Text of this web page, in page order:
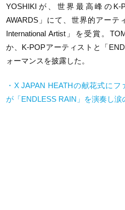
YOSHIKIが、世界最高峰のK-
AWARDS」にて、世界的アーテ
International Artist」を受賞。
か、K-POPアーティストと「
ォーマンスを披露した。
・X JAPAN HEATHの献花式に
が「ENDLESS RAIN」を演奏し涙